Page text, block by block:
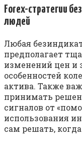
Forex-стратегии
людей
Любая
предполагает
изменений цен и
особенностей
актива. Также
принимать
сигналов от
использования
сам решать,